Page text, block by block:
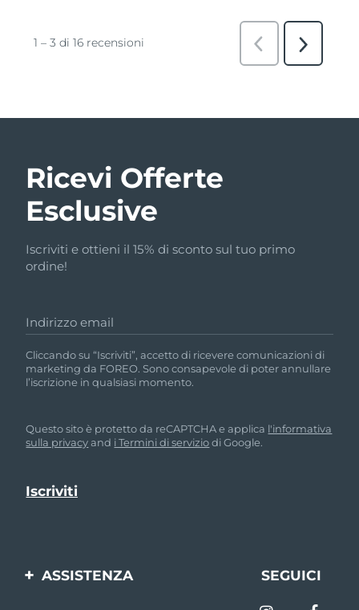
Ricevi Offerte
Esclusive
Iscriviti e ottieni il 15% di sconto sul tuo primo
ordine!
Indirizzo email
Cliccando su “Iscriviti”, accetto di ricevere comunicazioni di
marketing da FOREO. Sono consapevole di poter annullare
l’iscrizione in qualsiasi momento.
Questo sito è protetto da reCAPTCHA e applica l'informativa
sulla privacyand i Termini di serviziodi Google.
ASSISTENZA SEGUICI